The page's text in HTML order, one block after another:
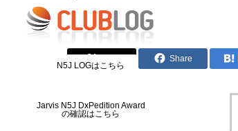
N5J LOGはこちら
Jarvis N5J DxPedition Award
の確認はこちら
2024.08.15
Share